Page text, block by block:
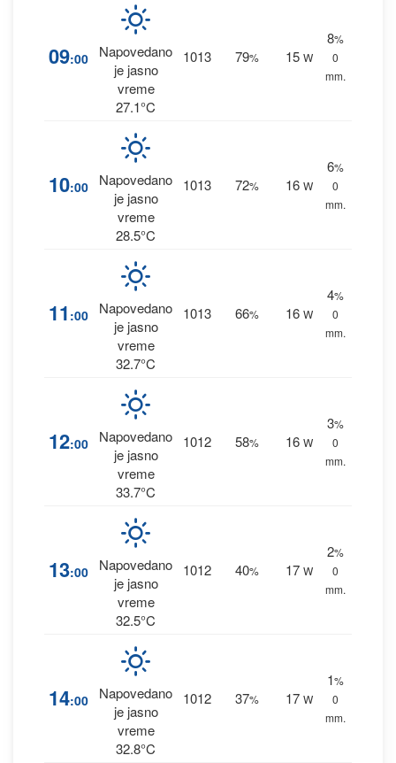
09:00
Napovedano
je jasno
vreme
27.1°C
1013 79% 15 W
8%
0
mm.
10:00
Napovedano
je jasno
vreme
28.5°C
1013 72% 16 W
6%
0
mm.
11 :00
Napovedano
je jasno
vreme
32.7°C
1013 66% 16 W
4%
0
mm.
12:00
Napovedano
je jasno
vreme
33.7°C
1012 58% 16 W
3%
0
mm.
13:00
Napovedano
je jasno
vreme
32.5°C
1012 40% 17 W
2%
0
mm.
14:00
Napovedano
je jasno
vreme
32.8°C
1012 37% 17 W
1%
0
mm.